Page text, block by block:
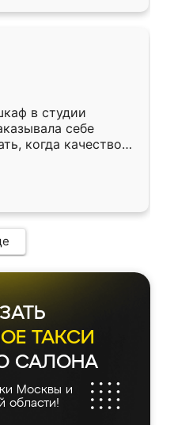
в студии
себе
когда качеством
кухня уже почти
ТАКСИ
САЛОНА
Москвы и
области!